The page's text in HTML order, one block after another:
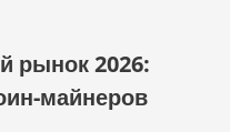
рынок 2026:
майнеров